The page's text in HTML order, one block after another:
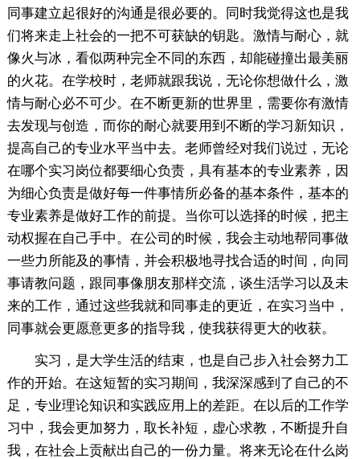
同事建立起很好的沟通是很必要的。同时我觉得这也是我
们将来走上社会的一把不可获缺的钥匙。激情与耐心，就
像火与冰，看似两种完全不同的东西，却能碰撞出最美丽
的火花。在学校时，老师就跟我说，无论你想做什么，激
情与耐心必不可少。在不断更新的世界里，需要你有激情
去发现与创造，而你的耐心就要用到不断的学习新知识，
提高自己的专业水平当中去。老师曾经对我们说过，无论
在哪个实习岗位都要细心负责，具有基本的专业素养，因
为细心负责是做好每一件事情所必备的基本条件，基本的
专业素养是做好工作的前提。当你可以选择的时候，把主
动权握在自己手中。在公司的时候，我会主动地帮同事做
一些力所能及的事情，并会积极地寻找合适的时间，向同
事请教问题，跟同事像朋友那样交流，谈生活学习以及未
来的工作，通过这些我就和同事走的更近，在实习当中，
同事就会更愿意更多的指导我，使我获得更大的收获。
实习，是大学生活的结束，也是自己步入社会努力工
作的开始。在这短暂的实习期间，我深深感到了自己的不
足，专业理论知识和实践应用上的差距。在以后的工作学
习中，我会更加努力，取长补短，虚心求教，不断提升自
我，在社会上贡献出自己的一份力量。将来无论在什么岗